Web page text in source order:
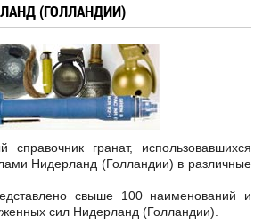
(ГОЛЛАНДИИ)
справочник гранат, использовавшихся
Нидерланд (Голландии) в различные
свыше 100 наименований и
сил Нидерланд (Голландии).